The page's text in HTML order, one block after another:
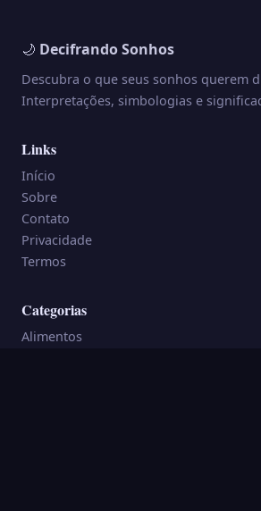
🌙 Decifrando Sonhos
Descubra o que seus sonhos querem
Interpretações, simbologias e
Links
Início
Sobre
Contato
Privacidade
Termos
Categorias
Alimentos